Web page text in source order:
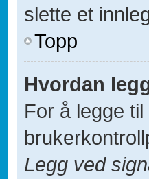
slette et
Topp
Hvordan
For å legge
Legg ved